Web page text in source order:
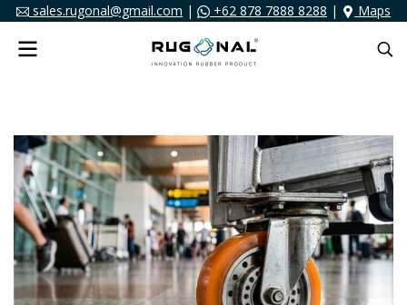
sales.rugonal@gmail.com | +62 878 7888 8288 | Maps